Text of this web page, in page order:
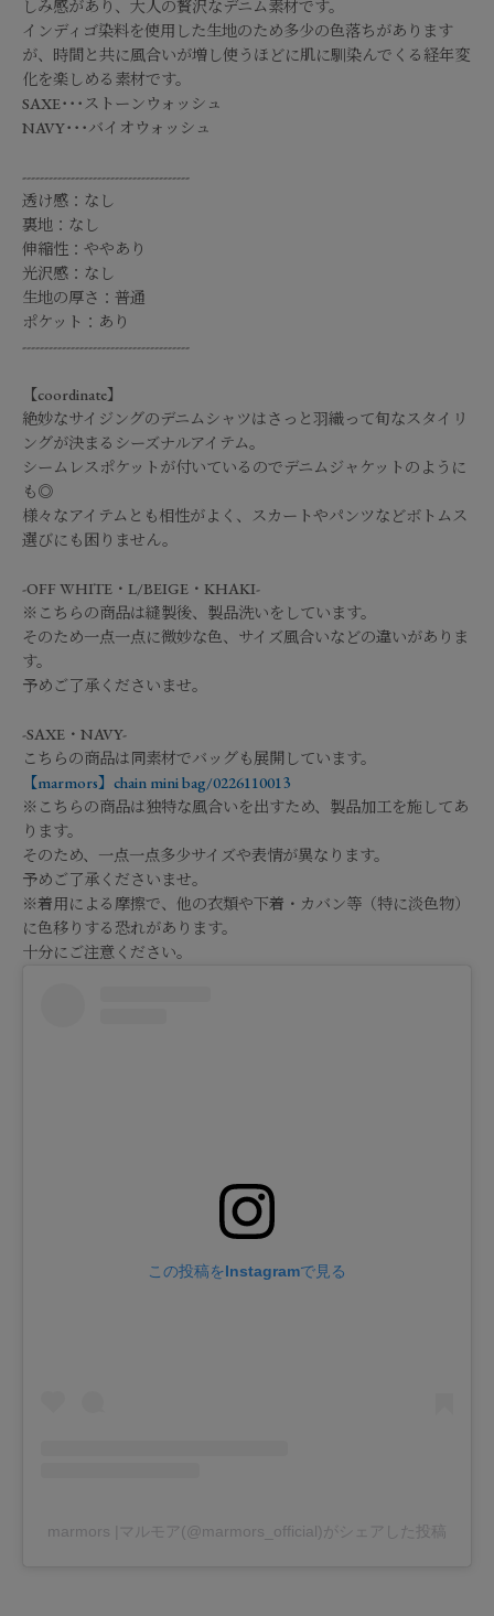
しみ感があり、大人の贅沢なデニム素材です。
インディゴ染料を使用した生地のため多少の色落ちがあります
が、時間と共に風合いが増し使うほどに肌に馴染んでくる経年変
化を楽しめる素材です。
SAXE･･･ストーンウォッシュ
NAVY･･･バイオウォッシュ
--------------------------------------
透け感：なし
裏地：なし
伸縮性：ややあり
光沢感：なし
生地の厚さ：普通
ポケット：あり
--------------------------------------
【coordinate】
絶妙なサイジングのデニムシャツはさっと羽織って旬なスタイリ
ングが決まるシーズナルアイテム。
シームレスポケットが付いているのでデニムジャケットのように
も◎
様々なアイテムとも相性がよく、スカートやパンツなどボトムス
選びにも困りません。
-OFF WHITE・L/BEIGE・KHAKI-
※こちらの商品は縫製後、製品洗いをしています。
そのため一点一点に微妙な色、サイズ風合いなどの違いがありま
す。
予めご了承くださいませ。
-SAXE・NAVY-
こちらの商品は同素材でバッグも展開しています。
【marmors】chain mini bag/0226110013
※こちらの商品は独特な風合いを出すため、製品加工を施してあ
ります。
そのため、一点一点多少サイズや表情が異なります。
予めご了承くださいませ。
※着用による摩擦で、他の衣類や下着・カバン等（特に淡色物）
に色移りする恐れがあります。
十分にご注意ください。
この投稿をInstagramで見る
marmors |マルモア(@marmors_official)がシェアした投稿